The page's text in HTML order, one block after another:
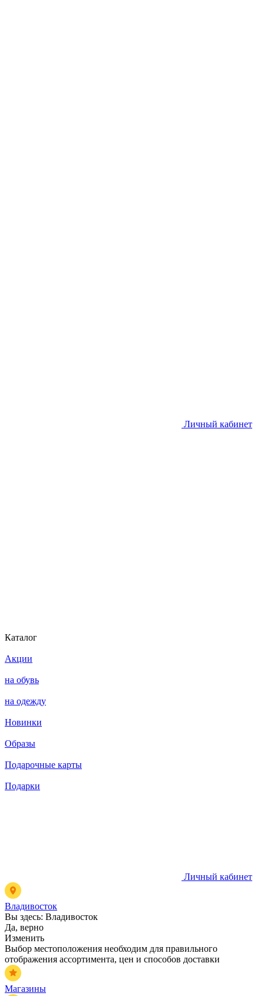
Личный кабинет
Каталог
Акции
на обувь
на одежду
Новинки
Образы
Подарочные карты
Подарки
Личный кабинет
Владивосток
Вы здесь: Владивосток
Да, верно
Изменить
Выбор местоположения необходим для правильного
отображения ассортимента, цен и способов доставки
Магазины